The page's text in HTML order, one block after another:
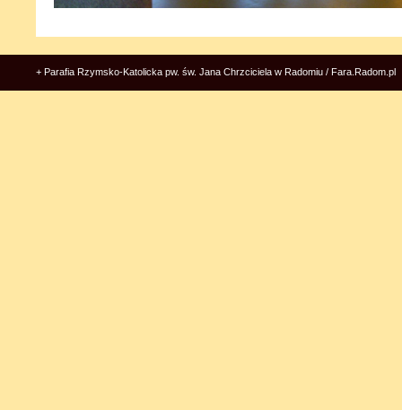
+ Parafia Rzymsko-Katolicka pw. św. Jana Chrzciciela w Radomiu / Fara.Radom.pl